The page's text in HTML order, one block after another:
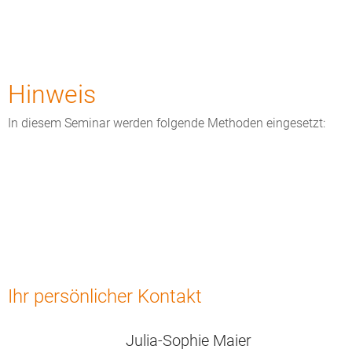
Hinweis
In diesem Seminar werden folgende Methoden eingesetzt:
Ihr persönlicher Kontakt
Julia-Sophie Maier